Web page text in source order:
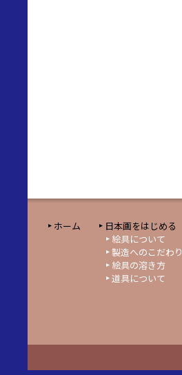
ホーム
日本画をはじめる
絵具について
製造へのこだわり
絵具の溶き方
道具について